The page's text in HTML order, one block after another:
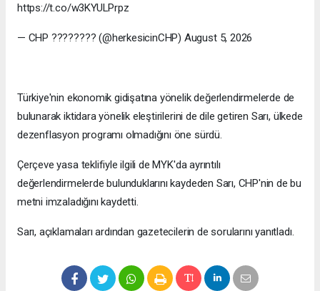
https://t.co/w3KYULPrpz
— CHP ???????? (@herkesicinCHP) August 5, 2026
Türkiye'nin ekonomik gidişatına yönelik değerlendirmelerde de
bulunarak iktidara yönelik eleştirilerini de dile getiren Sarı, ülkede
dezenflasyon programı olmadığını öne sürdü.
Çerçeve yasa teklifiyle ilgili de MYK'da ayrıntılı
değerlendirmelerde bulunduklarını kaydeden Sarı, CHP'nin de bu
metni imzaladığını kaydetti.
Sarı, açıklamaları ardından gazetecilerin de sorularını yanıtladı.